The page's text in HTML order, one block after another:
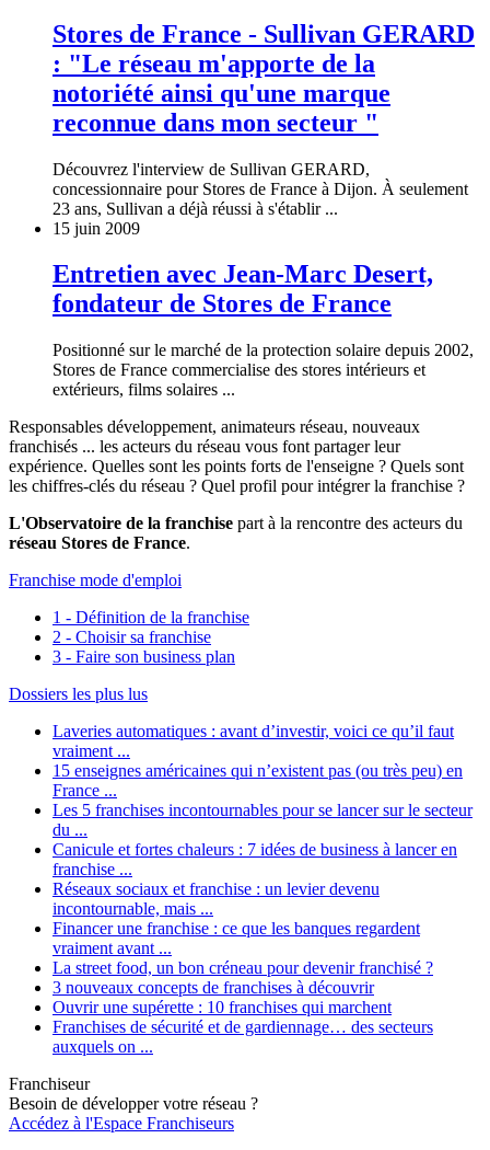
Stores de France - Sullivan GERARD
: "Le réseau m'apporte de la
notoriété ainsi qu'une marque
reconnue dans mon secteur "
Découvrez l'interview de Sullivan GERARD,
concessionnaire pour Stores de France à Dijon. À seulement
23 ans, Sullivan a déjà réussi à s'établir ...
15 juin 2009
Entretien avec Jean-Marc Desert,
fondateur de Stores de France
Positionné sur le marché de la protection solaire depuis 2002,
Stores de France commercialise des stores intérieurs et
extérieurs, films solaires ...
Responsables développement, animateurs réseau, nouveaux
franchisés ... les acteurs du réseau vous font partager leur
expérience. Quelles sont les points forts de l'enseigne ? Quels sont
les chiffres-clés du réseau ? Quel profil pour intégrer la franchise ?
L'Observatoire de la franchise part à la rencontre des acteurs du
réseau Stores de France.
Franchise mode d'emploi
1 - Définition de la franchise
2 - Choisir sa franchise
3 - Faire son business plan
Dossiers les plus lus
Laveries automatiques : avant d’investir, voici ce qu’il faut
vraiment ...
15 enseignes américaines qui n’existent pas (ou très peu) en
France ...
Les 5 franchises incontournables pour se lancer sur le secteur
du ...
Canicule et fortes chaleurs : 7 idées de business à lancer en
franchise ...
Réseaux sociaux et franchise : un levier devenu
incontournable, mais ...
Financer une franchise : ce que les banques regardent
vraiment avant ...
La street food, un bon créneau pour devenir franchisé ?
3 nouveaux concepts de franchises à découvrir
Ouvrir une supérette : 10 franchises qui marchent
Franchises de sécurité et de gardiennage… des secteurs
auxquels on ...
Franchiseur
Besoin de développer votre réseau ?
Accédez à l'Espace Franchiseurs